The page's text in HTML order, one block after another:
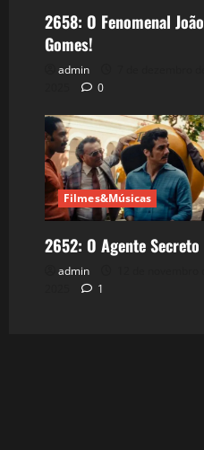
2658: O Fenomenal João
Gomes!
admin
0
Filmes&Músicas
2652: O Agente Secreto
admin
1